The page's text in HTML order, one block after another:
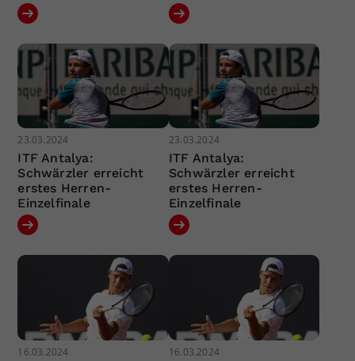
23.03.2024
ITF Antalya:
Schwärzler erreicht
erstes Herren-
Einzelfinale
23.03.2024
ITF Antalya:
Schwärzler erreicht
erstes Herren-
Einzelfinale
16.03.2024 16.03.2024